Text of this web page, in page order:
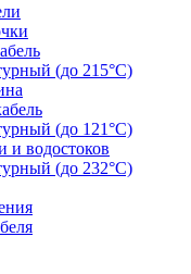
(до 215°C)
(до 121°C)
и водостоков
(до 232°C)